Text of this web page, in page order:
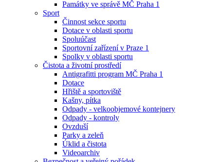
Památky ve správě MČ Praha 1
Sport
Činnost sekce sportu
Dotace v oblasti sportu
Spoluúčast
Sportovní zařízení v Praze 1
Spolky v oblasti sportu
Čistota a životní prostředí
Antigrafitti program MČ Praha 1
Dotace
Hřiště a sportoviště
Kašny, pítka
Odpady - velkoobjemové kontejnery
Odpady - kontroly
Ovzduší
Parky a zeleň
Úklid a čistota
Videoarchiv